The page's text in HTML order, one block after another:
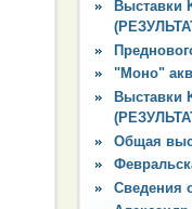
Выставки
"Моно"
Выставки
Общая
Сведения